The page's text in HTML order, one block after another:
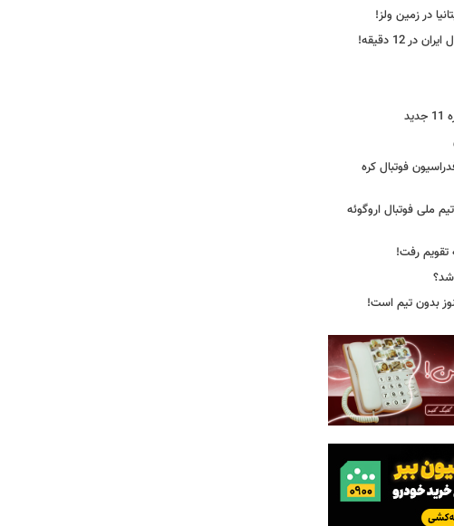
در زمین ولز!
12 دقیقه!
فوتبال کره
تیم ملی فوتبال اروگوئه
تقویم رفت!
شد؟
بدون تیم است!